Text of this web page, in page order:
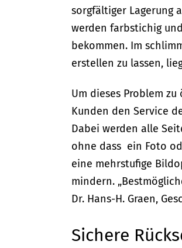
sorgfältiger Lagerung
werden farbstichig
bekommen. Im
erstellen zu lassen,
Um dieses Problem
Kunden den Service
Dabei werden alle
ohne dass ein Foto
eine mehrstufige
mindern.
Dr. Hans-H. Graen,
Sichere